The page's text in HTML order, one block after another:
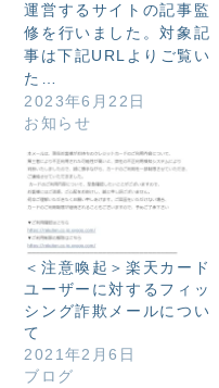
運営するサイトの記事監
修を行いました。対象記
事は下記URLよりご覧い
た…
2023年6月22日
お知らせ
＜注意喚起＞楽天カード
ユーザーに対するフィッ
シング詐欺メールについ
て
2021年2月6日
ブログ